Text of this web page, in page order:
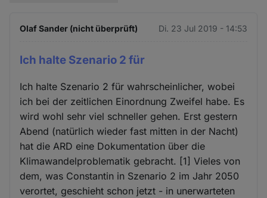
Olaf Sander (nicht überprüft) Di. 23 Jul 2019 - 14:53
Ich halte Szenario 2 für
Ich halte Szenario 2 für wahrscheinlicher, wobei
ich bei der zeitlichen Einordnung Zweifel habe. Es
wird wohl sehr viel schneller gehen. Erst gestern
Abend (natürlich wieder fast mitten in der Nacht)
hat die ARD eine Dokumentation über die
Klimawandelproblematik gebracht. [1] Vieles von
dem, was Constantin in Szenario 2 im Jahr 2050
verortet, geschieht schon jetzt - in unerwarteten